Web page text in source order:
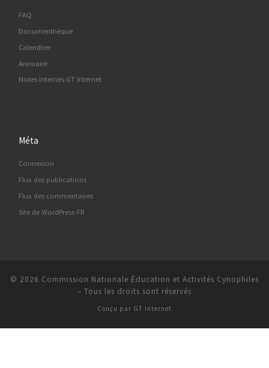
FAQ
Documenthèque
Calendrier
Annuaire
Notes internes GT Internet
Méta
Connexion
Flux des publications
Flux des commentaires
Site de WordPress-FR
© 2026 Commission Nationale Éducation et Activités Cynophiles
– Tous les droits sont réservés
Conçu par GT Internet